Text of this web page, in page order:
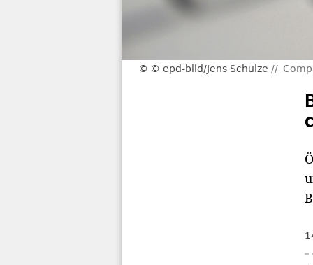
© epd-bild/Jens Schulze